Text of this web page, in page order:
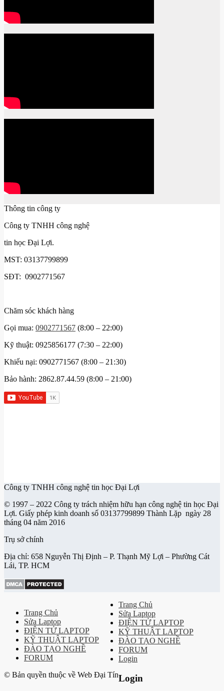
Thông tin công ty
Công ty TNHH công nghệ
tin học Đại Lợi.
MST: 03137799899
SĐT: 0902771567
Chăm sóc khách hàng
Gọi mua: 0902771567 (8:00 – 22:00)
Kỹ thuật: 0925856177 (7:30 – 22:00)
Khiếu nại: 0902771567 (8:00 – 21:30)
Bảo hành: 2862.87.44.59 (8:00 – 21:00)
Công ty TNHH công nghệ tin học Đại Lợi
© 1997 – 2022 Công ty trách nhiệm hữu hạn công nghệ tin học Đại
Lợi. Giấy phép kinh doanh số 03137799899 Thành Lặp ngày 28
tháng 04 năm 2016
Trụ sở chính
Địa chỉ: 658 Nguyễn Thị Định – P. Thạnh Mỹ Lợi – Phường Cát
Lái, TP. HCM
Trang Chủ
Sửa Laptop
ĐIỆN TỬ LAPTOP
KỸ THUẬT LAPTOP
ĐÀO TẠO NGHỀ
FORUM
© Bản quyền thuộc về Web Đại Tín
Trang Chủ
Sửa Laptop
ĐIỆN TỬ LAPTOP
KỸ THUẬT LAPTOP
ĐÀO TẠO NGHỀ
FORUM
Login
Login